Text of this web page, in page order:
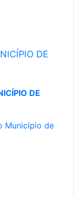
DE
DE
Município de